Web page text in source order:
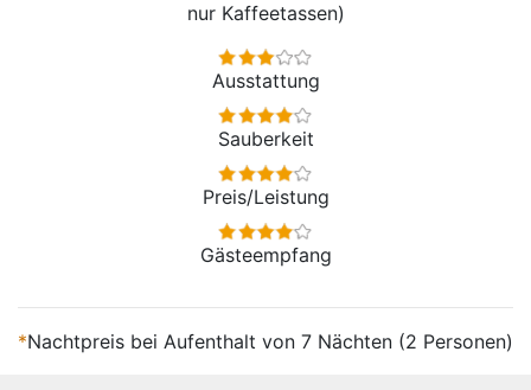
nur Kaffeetassen)
Ausstattung
Sauberkeit
Preis/Leistung
Gästeempfang
*Nachtpreis bei Aufenthalt von 7 Nächten (2 Personen)